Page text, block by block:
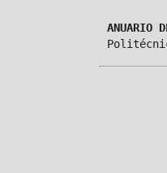
ANUARIO